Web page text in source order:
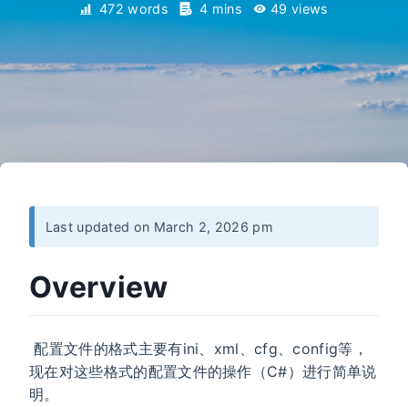
472 words
4 mins 49 views
Last updated on March 2, 2026 pm
Overview
​ 配置文件的格式主要有ini、xml、cfg、config等，
现在对这些格式的配置文件的操作（C#）进行简单说
明。